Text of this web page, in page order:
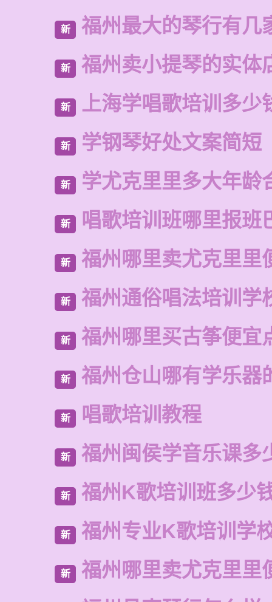
新 福州最大的琴行有几
新 福州卖小提琴的实体
新 上海学唱歌培训多少
新 学钢琴好处文案简短
新 学尤克里里多大年龄
新 唱歌培训班哪里报班
新 福州哪里卖尤克里里
新 福州通俗唱法培训学
新 福州哪里买古筝便宜
新 福州仓山哪有学乐器
新 唱歌培训教程
新 福州闽侯学音乐课多
新 福州K歌培训班多少
新 福州专业K歌培训学
新
福州哪里卖尤克里里